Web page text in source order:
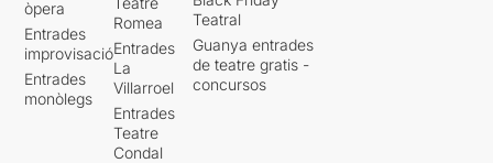
òpera
Entrades
improvisació
Entrades
monòlegs
Romea
Entrades
La
Villarroel
Entrades
Teatre
Condal
Teatral
Guanya entrades
de teatre gratis -
concursos